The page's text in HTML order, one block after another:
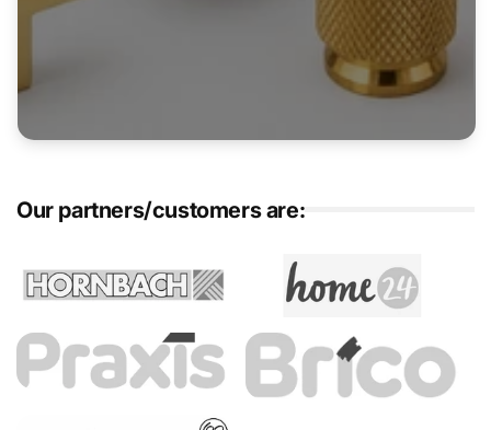
Our partners/customers are: